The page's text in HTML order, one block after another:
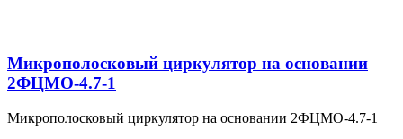
Микрополосковый циркулятор на основании
2ФЦМО-4.7-1
Микрополосковый циркулятор на основании 2ФЦМО-4.7-1